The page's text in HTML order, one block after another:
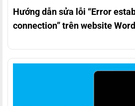
Hướng dẫn sửa lỗi “Error
connection” trên website